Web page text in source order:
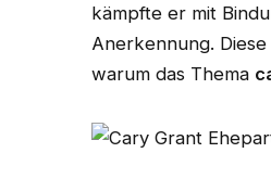
kämpfte er mit
Anerkennung.
warum das Thema